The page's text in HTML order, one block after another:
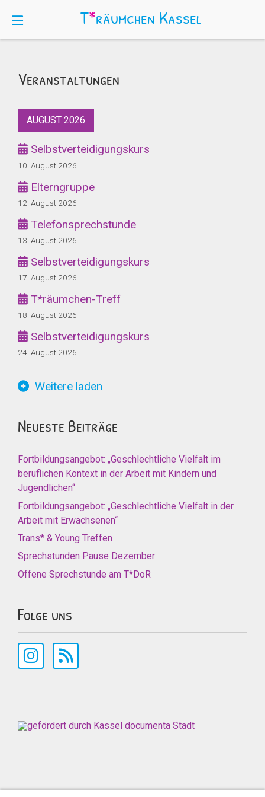
Veranstaltungen
AUGUST 2026
Selbstverteidigungskurs
10. August 2026
Elterngruppe
12. August 2026
Telefonsprechstunde
13. August 2026
Selbstverteidigungskurs
17. August 2026
T*räumchen-Treff
18. August 2026
Selbstverteidigungskurs
24. August 2026
Weitere laden
Neueste Beiträge
Fortbildungsangebot: „Geschlechtliche Vielfalt im
beruflichen Kontext in der Arbeit mit Kindern und
Jugendlichen“
Fortbildungsangebot: „Geschlechtliche Vielfalt in der
Arbeit mit Erwachsenen“
Trans* & Young Treffen
Sprechstunden Pause Dezember
Offene Sprechstunde am T*DoR
Folge uns
T*räumchen Kassel